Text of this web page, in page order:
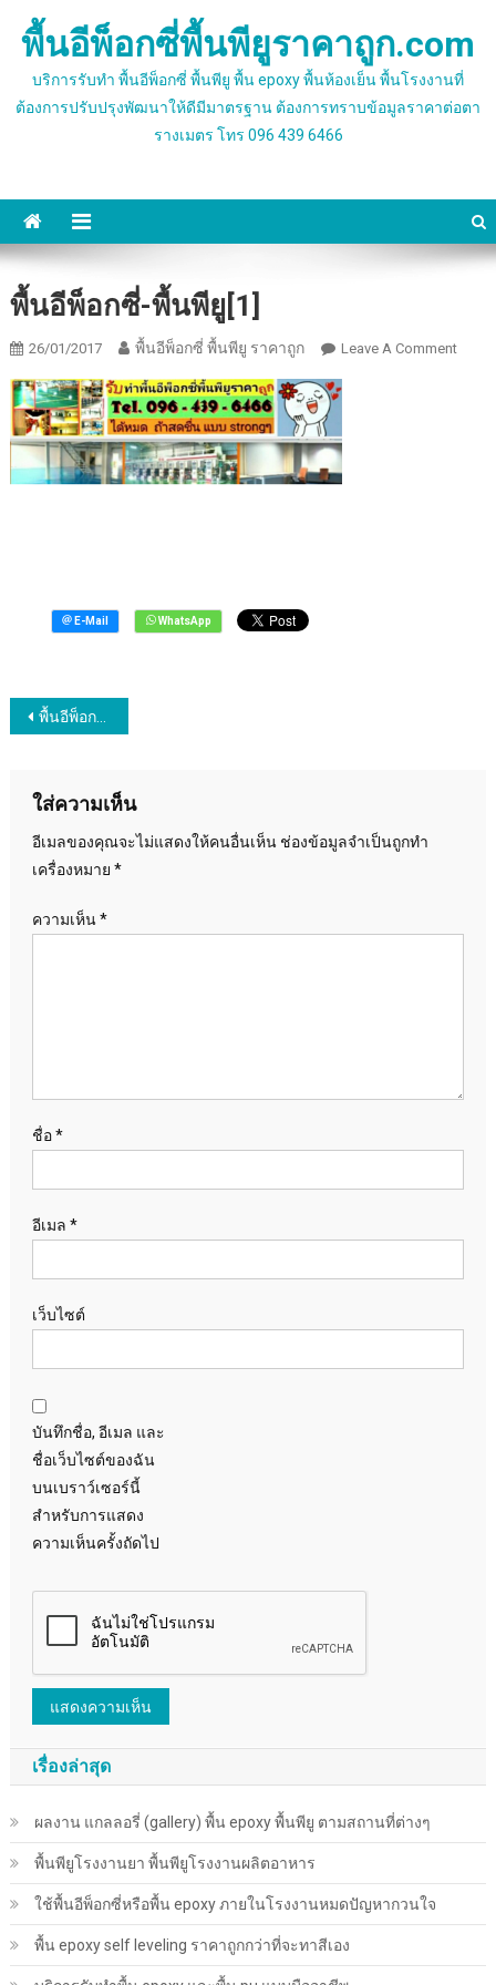
พื้นอีพ็อกซี่พื้นพียูราคาถูก.com
บริการรับทำ พื้นอีพ็อกซี่ พื้นพียู พื้น epoxy พื้นห้องเย็น พื้นโรงงานที่
ต้องการปรับปรุงพัฒนาให้ดีมีมาตรฐาน ต้องการทราบข้อมูลราคาต่อตา
รางเมตร โทร 096 439 6466
พื้นอีพ็อกซี่-พื้นพียู[1]
26/01/2017 พื้นอีพ็อกซี่ พื้นพียู ราคาถูก Leave A CommentOn
แนะแนว
พื้นอีพ็อกซี่-พื้นพียู[1]
ใส่ความเห็น
อีเมลของคุณจะไม่แสดงให้คนอื่นเห็น ช่องข้อมูลจำเป็นถูกทำ
เครื่องหมาย *
ความเห็น*
ชื่อ*
อีเมล *
เว็บไซต์
บันทึกชื่อ, อีเมล และ
ชื่อเว็บไซต์ของฉัน
บนเบราว์เซอร์นี้
สำหรับการแสดง
ความเห็นครั้งถัดไป
เรื่องล่าสุด
ผลงาน แกลลอรี่ (gallery) พื้น epoxy พื้นพียู ตามสถานที่ต่างๆ
พื้นพียู​โรงงานยา พื้นพียู​โรงงานผลิตอาหาร
ใช้พื้นอีพ็อกซี่หรือพื้น epoxy ภายในโรงงานหมดปัญหากวนใจ
พื้น epoxy self leveling ราคาถูกกว่าที่จะทาสีเอง